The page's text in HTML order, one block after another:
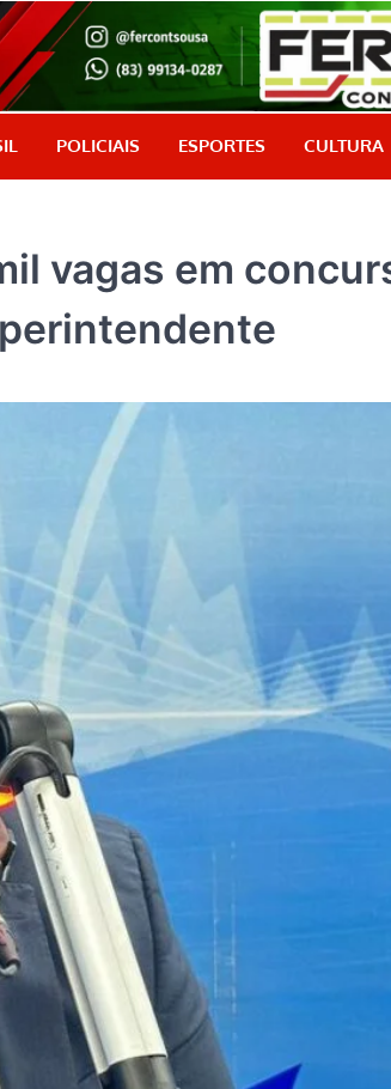
Aquicom credibilidade, é aqui!
POLICIAIS ESPORTES CULTURA
vagas em